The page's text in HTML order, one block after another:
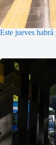
Este jueves habrá